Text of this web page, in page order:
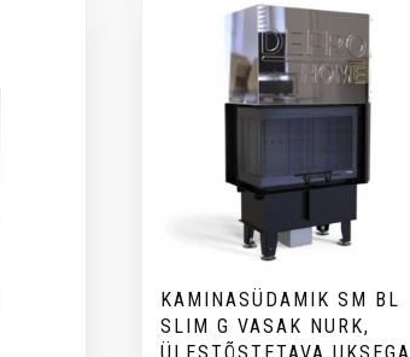
KAMINASÜDAMIK SM BL
SLIM G VASAK NURK,